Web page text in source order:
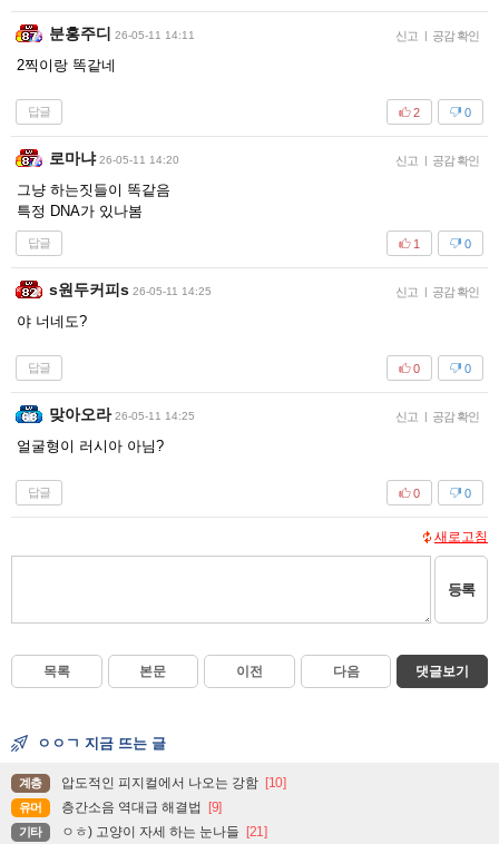
분홍주디 26-05-11 14:11 신고 | 공감 확인
2찍이랑 똑같네
답글 0
2
로마냐 26-05-11 14:20 신고 | 공감 확인
그냥 하는짓들이 똑같음
특정 DNA가 있나봄
답글 0
1
s원두커피s 26-05-11 14:25 신고 | 공감 확인
야 너네도?
답글 0
0
맞아오라 26-05-11 14:25 신고 | 공감 확인
얼굴형이 러시아 아님?
답글 0
0
새로고침
등록
목록 본문 이전 다음 댓글보기
ㅇㅇㄱ 지금 뜨는 글
계층 압도적인 피지컬에서 나오는 강함 [10]
유머 층간소음 역대급 해결법 [9]
기타 ㅇㅎ) 고양이 자세 하는 눈나들 [21]